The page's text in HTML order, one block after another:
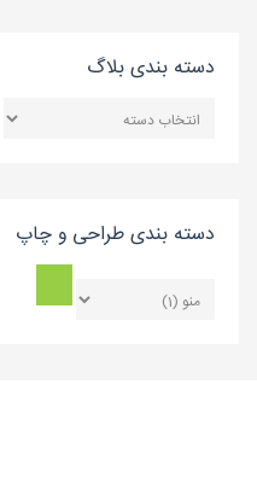
دسته بندی بلاگ
بندی
دسته بندی طراحی و چاپ